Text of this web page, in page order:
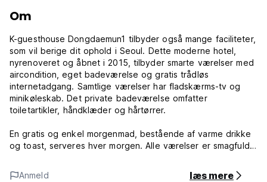
Om
K-guesthouse Dongdaemun1 tilbyder også mange faciliteter,
som vil berige dit ophold i Seoul. Dette moderne hotel,
nyrenoveret og åbnet i 2015, tilbyder smarte værelser med
aircondition, eget badeværelse og gratis trådløs
internetadgang. Samtlige værelser har fladskærms-tv og
minikøleskab. Det private badeværelse omfatter
toiletartikler, håndklæder og hårtørrer.
En gratis og enkel morgenmad, bestående af varme drikke
og toast, serveres hver morgen. Alle værelser er smagfuldt
værelser, aircondition (inklusive varme). Desuden sikrer
Anmeld læs mere